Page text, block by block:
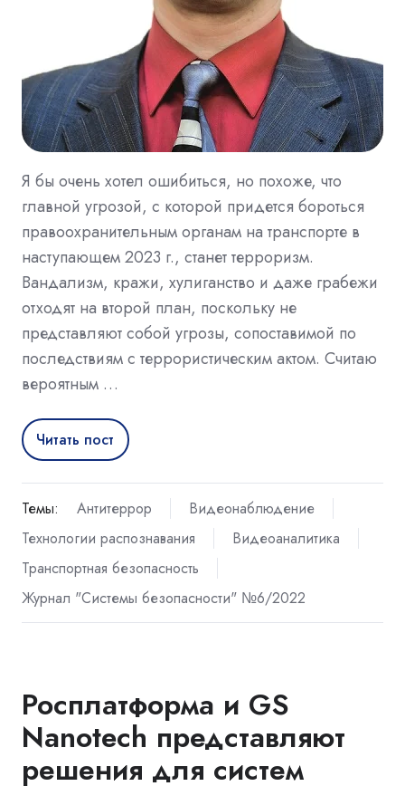
Я бы очень хотел ошибиться, но похоже, что
главной угрозой, с которой придется бороться
правоохранительным органам на транспорте в
наступающем 2023 г., станет терроризм.
Вандализм, кражи, хулиганство и даже грабежи
отходят на второй план, поскольку не
представляют собой угрозы, сопоставимой по
последствиям с террористическим актом. Считаю
вероятным …
Читать пост
Темы: Антитеррор
Видеонаблюдение
Технологии распознавания
Видеоаналитика
Транспортная безопасность
Журнал "Системы безопасности" №6/2022
Росплатформа и GS
Nanotech представляют
решения для систем